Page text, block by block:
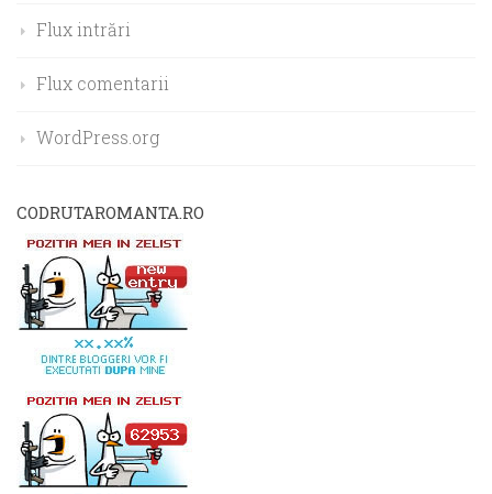
Flux intrări
Flux comentarii
WordPress.org
CODRUTAROMANTA.RO